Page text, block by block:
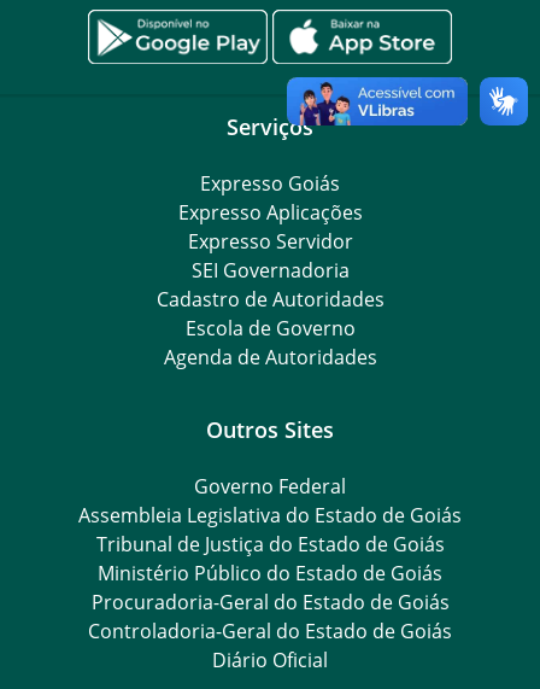
Serviços
Expresso Goiás
Expresso Aplicações
Expresso Servidor
SEI Governadoria
Cadastro de Autoridades
Escola de Governo
Agenda de Autoridades
Outros Sites
Governo Federal
Assembleia Legislativa do Estado de Goiás
Tribunal de Justiça do Estado de Goiás
Ministério Público do Estado de Goiás
Procuradoria-Geral do Estado de Goiás
Controladoria-Geral do Estado de Goiás
Diário Oficial